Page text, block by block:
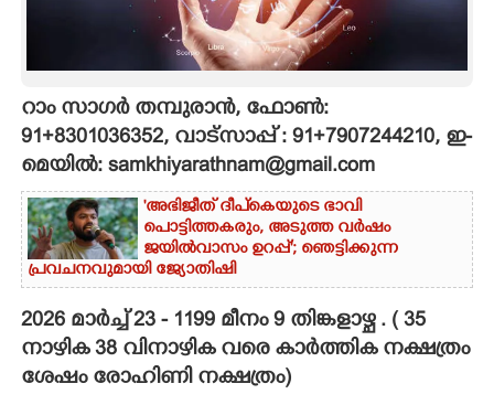
CARTOONS
LITERATURE
ZOOM
റാം സാഗർ തമ്പുരാൻ, ഫോൺ:
91+8301036352, വാട്സാപ്പ് : 91+7907244210, ഇ-
മെയിൽ: samkhiyarathnam@gmail.com
'അഭിജീത് ദീപ്‌കെയുടെ ഭാവി
പൊട്ടിത്തകരും, അടുത്ത വർഷം
ജയിൽവാസം ഉറപ്പ്'; ഞെട്ടിക്കുന്ന
പ്രവചനവുമായി ജ്യോതിഷി
2026 മാർച്ച് 23 - 1199 മീനം 9 തിങ്കളാഴ്ച . ( 35
നാഴിക 38 വിനാഴിക വരെ കാർത്തിക നക്ഷത്രം
ശേഷം രോഹിണി നക്ഷത്രം)